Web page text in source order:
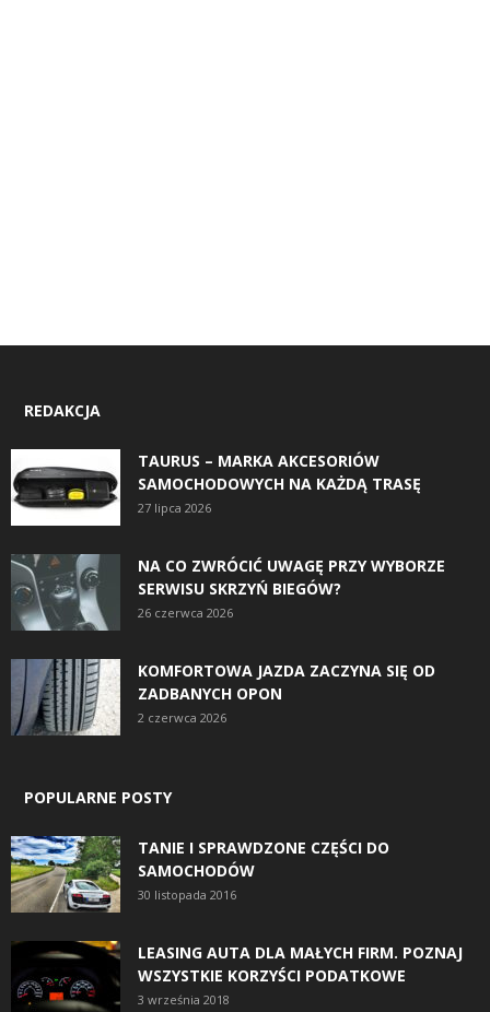
REDAKCJA
TAURUS – MARKA AKCESORIÓW
SAMOCHODOWYCH NA KAŻDĄ TRASĘ
27 lipca 2026
NA CO ZWRÓCIĆ UWAGĘ PRZY WYBORZE
SERWISU SKRZYŃ BIEGÓW?
26 czerwca 2026
KOMFORTOWA JAZDA ZACZYNA SIĘ OD
ZADBANYCH OPON
2 czerwca 2026
POPULARNE POSTY
TANIE I SPRAWDZONE CZĘŚCI DO
SAMOCHODÓW
30 listopada 2016
LEASING AUTA DLA MAŁYCH FIRM. POZNAJ
WSZYSTKIE KORZYŚCI PODATKOWE
3 września 2018